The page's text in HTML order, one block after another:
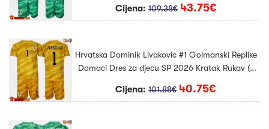
Cijena:109.38€ 43.75€
Hrvatska Dominik Livakovic #1 Golmanski Replike
Domaci Dres za djecu SP 2026 Kratak Rukav (+
Cijena:101.88€ 40.75€